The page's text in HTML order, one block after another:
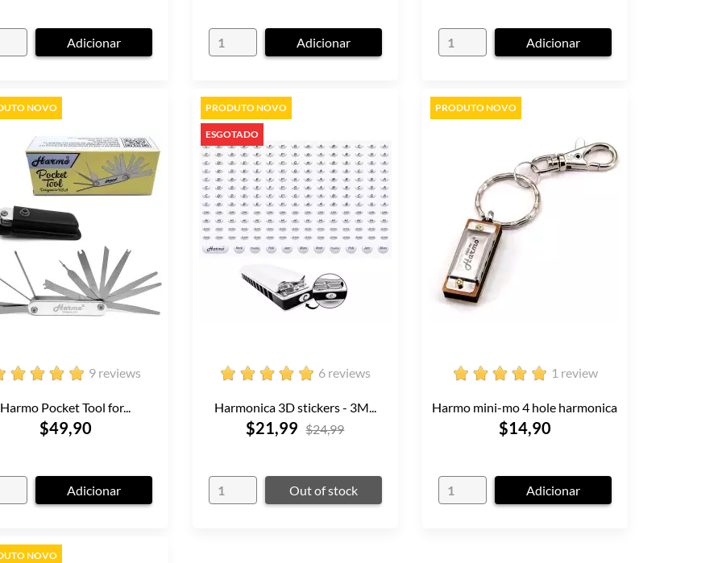
Adicionar Adicionar Adicionar
NOVO
9 reviews
Harmo Pocket Tool for...
$49,90
Adicionar
PRODUTO NOVO
ESGOTADO
6 reviews
Harmonica 3D stickers - 3M...
$21,99 $24,99
Out of stock
PRODUTO NOVO
1 review
Harmo mini-mo 4 hole harmonica
$14,90
Adicionar
NOVO